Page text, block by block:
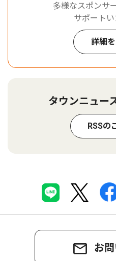
多様なスポンサ
サポートい
詳細
タウンニュー
RSSの
お